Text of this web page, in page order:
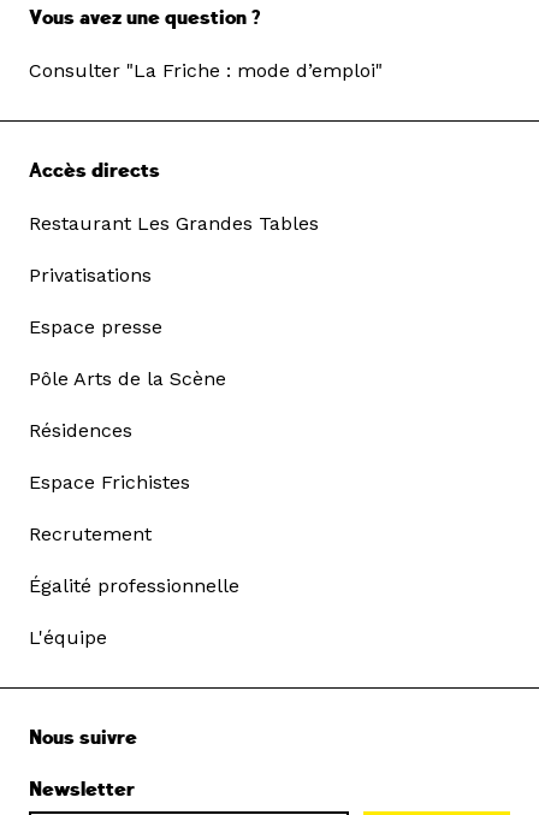
Vous avez une question ?
Consulter "La Friche : mode d’emploi"
Accès directs
Restaurant Les Grandes Tables
Privatisations
Espace presse
Pôle Arts de la Scène
Résidences
Espace Frichistes
Recrutement
Égalité professionnelle
L'équipe
Nous suivre
Newsletter